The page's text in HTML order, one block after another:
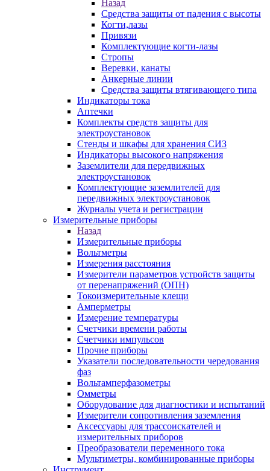
Назад
Средства защиты от падения с высоты
Когти,лазы
Привязи
Комплектующие когти-лазы
Стропы
Веревки, канаты
Анкерные линии
Средства защиты втягивающего типа
Индикаторы тока
Аптечки
Комплекты средств защиты для
электроустановок
Стенды и шкафы для хранения СИЗ
Индикаторы высокого напряжения
Заземлители для передвижных
электроустановок
Комплектующие заземлителей для
передвижных электроустановок
Журналы учета и регистрации
Измерительные приборы
Назад
Измерительные приборы
Вольтметры
Измерения расстояния
Измерители параметров устройств защиты
от перенапряжений (ОПН)
Токоизмерительные клещи
Амперметры
Измерение температуры
Счетчики времени работы
Счетчики импульсов
Прочие приборы
Указатели последовательности чередования
фаз
Вольтамперфазометры
Омметры
Оборудование для диагностики и испытаний
Измерители сопротивления заземления
Аксессуары для трассоискателей и
измерительных приборов
Преобразователи переменного тока
Мультиметры, комбинированные приборы